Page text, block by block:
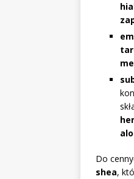
Do
shea,